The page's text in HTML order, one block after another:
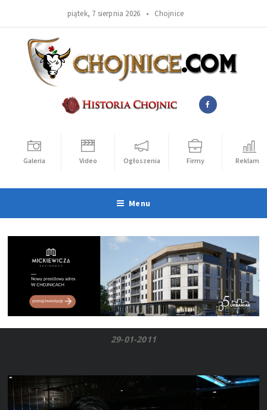
piątek, 7 sierpnia 2026 • Chojnice
Galeria Video Ogłoszenia Firmy Reklama
Menu
29-01-2011